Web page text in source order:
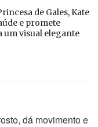
de Gales, Kate
e promete
um visual elegante
dá movimento e